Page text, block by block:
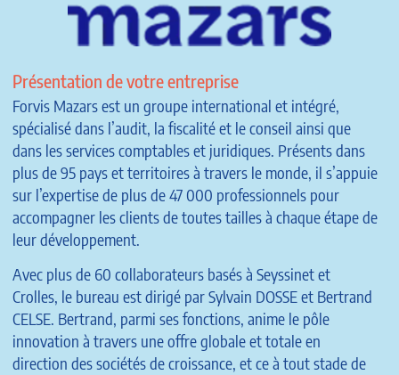
Présentation de votre entreprise
Forvis Mazars est un groupe international et intégré,
spécialisé dans l’audit, la fiscalité et le conseil ainsi que
dans les services comptables et juridiques. Présents dans
plus de 95 pays et territoires à travers le monde, il s’appuie
sur l’expertise de plus de 47 000 professionnels pour
accompagner les clients de toutes tailles à chaque étape de
leur développement.
Avec plus de 60 collaborateurs basés à Seyssinet et
Crolles, le bureau est dirigé par Sylvain DOSSE et Bertrand
CELSE. Bertrand, parmi ses fonctions, anime le pôle
innovation à travers une offre globale et totale en
direction des sociétés de croissance, et ce à tout stade de